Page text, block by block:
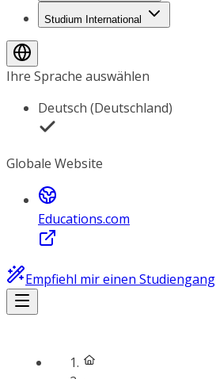
Studium International
Ihre Sprache auswählen
Deutsch (Deutschland)
Globale Website
Educations.com
Empfiehl mir einen Studiengang